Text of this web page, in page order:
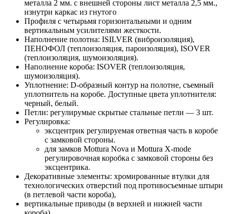
металла 2 мм. с внешней стороны лист металла 2,5 мм.,
изнутри каркас из гнутого
Профиля с четырьмя горизонтальными и одним
вертикальным усилителями жесткости.
Наполнение полотна: ISILVER (виброизоляция),
ПЕНОФОЛ (теплоизоляция, пароизоляция), ISOVER
(теплоизоляция, шумоизоляция).
Наполнение короба: ISOVER (теплоизоляция,
шумоизоляция).
Уплотнение: D-образный контур на полотне, съемный
уплотнитель на коробе. Доступные цвета уплотнителя:
черный, белый.
Петли: регулирумые скрытые стальные петли — 3 шт.
Регулировка:
эксцентрик регулируемая ответная часть в коробе
с замковой стороны.
для замков Mottura Nova и Mottura X-mode
регулировочная коробка с замковой стороны без
эксцентрика.
Декоративные элементы: хромированные втулки для
технологических отверстий под противосъемные штыри
(в петлевой части короба),
вертикальные приводы (в верхней и нижней части